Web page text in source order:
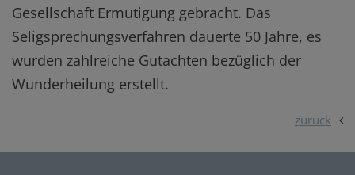
Gesellschaft Ermutigung gebracht. Das
Seligsprechungsverfahren dauerte 50 Jahre, es
wurden zahlreiche Gutachten bezüglich der
Wunderheilung erstellt.
zurück